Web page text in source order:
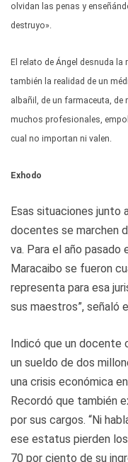
olvidan las penas y
destruyo».
El relato de Ángel desnuda la
también la realidad de un
albañil, de un farmaceuta,
muchos profesionales,
cual no importan ni valen.
Exhodo
Esas situaciones junto
docentes se marchen
va. Para el año pasado
Maracaibo se fueron
representa para esa
sus maestros”, señaló
Indicó que un
un sueldo de dos
una crisis económica
Recordó que también
por sus cargos. “Ni
ese estatus pierden
70 por ciento de su